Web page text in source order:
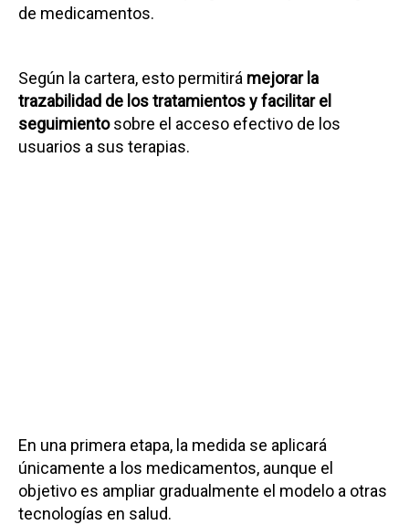
de medicamentos.
Según la cartera, esto permitirá mejorar la
trazabilidad de los tratamientos y facilitar el
seguimientosobre el acceso efectivo de los
usuarios a sus terapias.
En una primera etapa, la medida se aplicará
únicamente a los medicamentos, aunque el
objetivo es ampliar gradualmente el modelo a otras
tecnologías en salud.